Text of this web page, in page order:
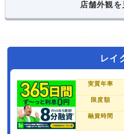
店舗外観を
レイ
実質年率
限度額
融資時間